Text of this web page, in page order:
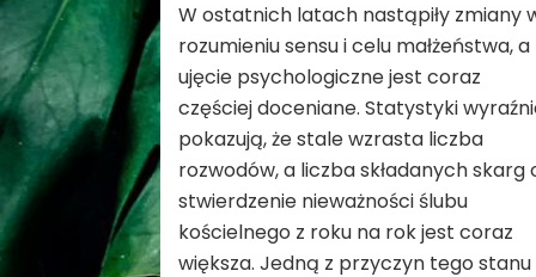
W ostatnich latach nastąpiły zmiany
rozumieniu sensu i celu małżeństwa, a
ujęcie psychologiczne jest coraz
częściej doceniane. Statystyki
pokazują, że stale wzrasta liczba
rozwodów, a liczba składanych skarg
stwierdzenie nieważności ślubu
kościelnego z roku na rok jest coraz
większa. Jedną z przyczyn tego stanu